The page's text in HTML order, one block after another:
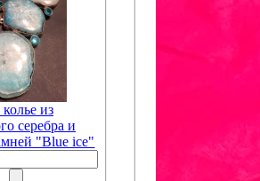
из
серебра и
"Blue ice"